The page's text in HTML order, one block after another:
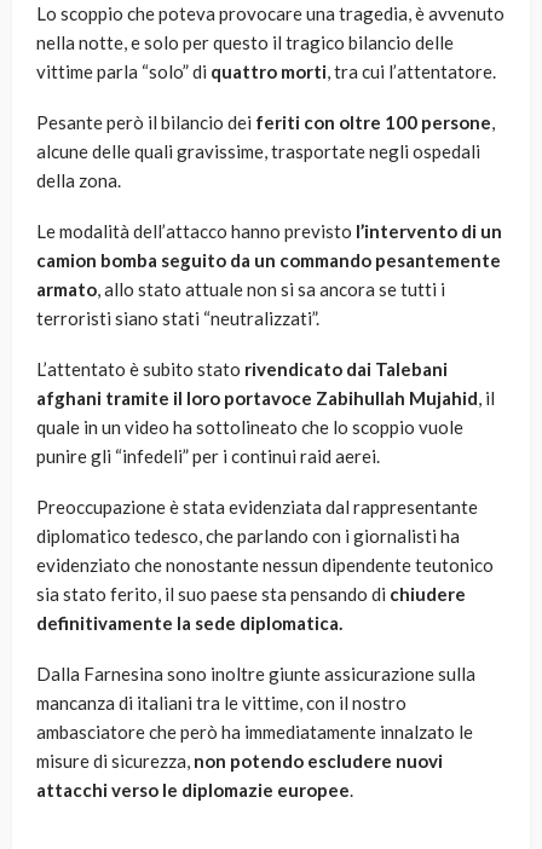
Lo scoppio che poteva provocare una tragedia, è avvenuto
nella notte, e solo per questo il tragico bilancio delle
vittime parla “solo” di quattro morti, tra cui l’attentatore.
Pesante però il bilancio dei feriti con oltre 100 persone,
alcune delle quali gravissime, trasportate negli ospedali
della zona.
Le modalità dell’attacco hanno previsto l’intervento di un
camion bomba seguito da un commando pesantemente
armato, allo stato attuale non si sa ancora se tutti i
terroristi siano stati “neutralizzati”.
L’attentato è subito stato rivendicato dai Talebani
afghani tramite il loro portavoce Zabihullah Mujahid, il
quale in un video ha sottolineato che lo scoppio vuole
punire gli “infedeli” per i continui raid aerei.
Preoccupazione è stata evidenziata dal rappresentante
diplomatico tedesco, che parlando con i giornalisti ha
evidenziato che nonostante nessun dipendente teutonico
sia stato ferito, il suo paese sta pensando di chiudere
definitivamente la sede diplomatica.
Dalla Farnesina sono inoltre giunte assicurazione sulla
mancanza di italiani tra le vittime, con il nostro
ambasciatore che però ha immediatamente innalzato le
misure di sicurezza, non potendo escludere nuovi
attacchi verso le diplomazie europee.